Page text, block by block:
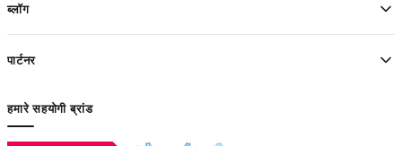
ब्लॉग
पार्टनर
हमारे सहयोगी ब्रांड